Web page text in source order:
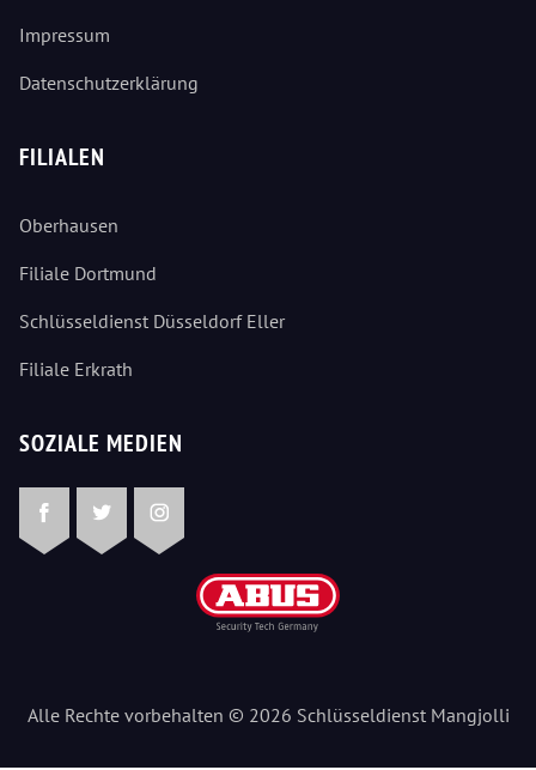
Impressum
Datenschutzerklärung
FILIALEN
Oberhausen
Filiale Dortmund
Schlüsseldienst Düsseldorf Eller
Filiale Erkrath
SOZIALE MEDIEN
FacebookTwitterInstagram
Alle Rechte vorbehalten © 2026 Schlüsseldienst Mangjolli